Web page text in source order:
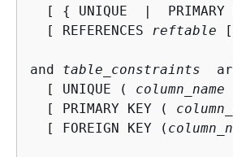
  [
{
UNIQUE  |
  [ REFERENCES
reftable
and table_constraints
  [ UNIQUE (
column_name
  [ PRIMARY KEY (
  [ FOREIGN KEY (